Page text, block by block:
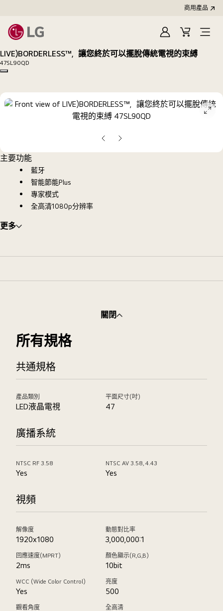
商用產品
登
入
購
物
LIVE)BORDERLESS™，讓您終於可以擺脫傳統電視的束縛
47SL90QD
Copy model name
上
一
下
一
主要功能
藍牙
智能節能Plus
專家模式
全高清1080p分辨率
更多
關閉
所有規格
共通規格
產品類別
LED液晶電視
平面尺寸(吋)
47
廣播系統
NTSC RF 3.58
Yes
NTSC AV 3.58, 4.43
Yes
視頻
解像度
1920x1080
動態對比率
3,000,000:1
回應速度(MPRT)
2ms
顏色顯示(R,G,B)
10bit
WCC (Wide Color Control)
Yes
亮度
500
觀看角度 全高清